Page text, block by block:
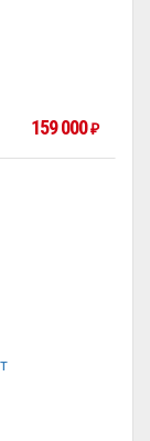
159 000₽